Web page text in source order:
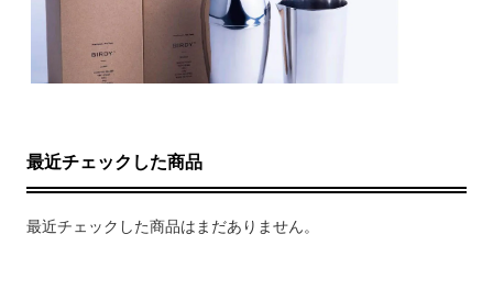
最近チェックした商品
最近チェックした商品はまだありません。